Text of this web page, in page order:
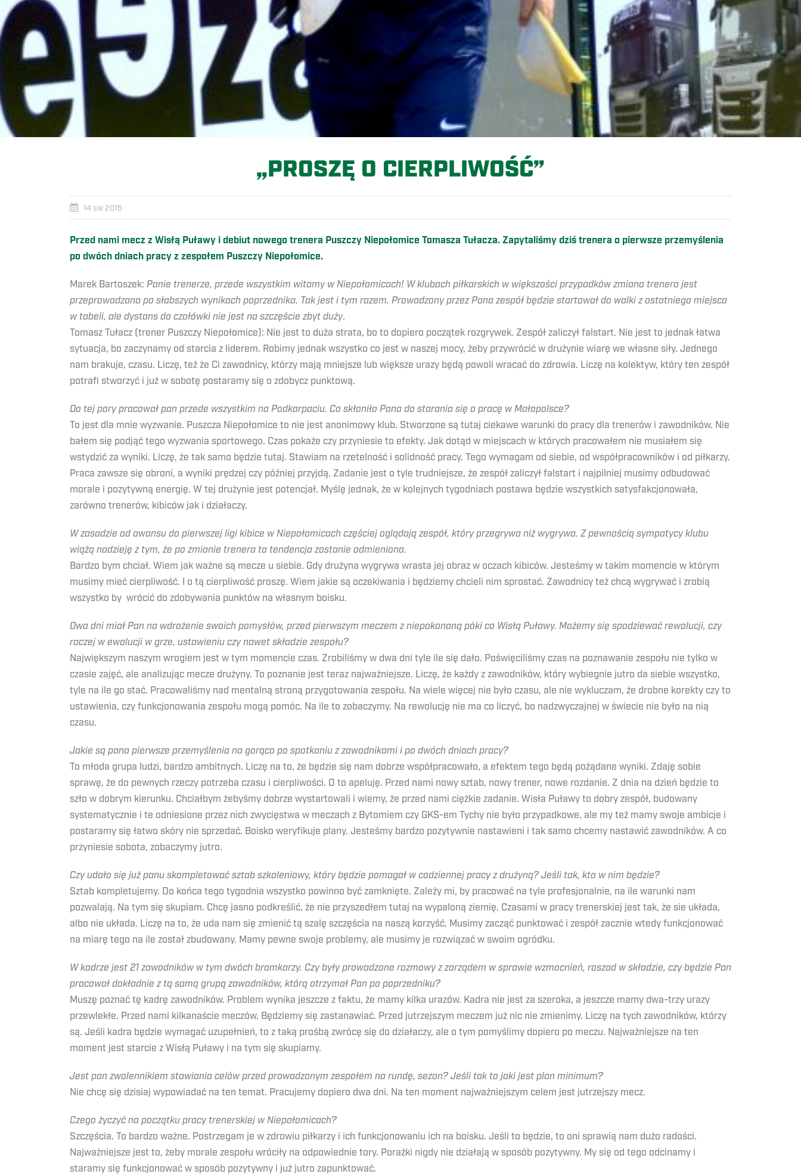
„PROSZĘ O CIERPLIWOŚĆ”
14 sie 2015
Przed nami mecz z Wisłą Puławy i debiut nowego trenera Puszczy Niepołomice Tomasza Tułacza. Zapytaliśmy dziś trenera o pierwsze przemyślenia
po dwóch dniach pracy z zespołem Puszczy Niepołomice.
Marek Bartoszek: Panie trenerze, przede wszystkim witamy w Niepołomicach! W klubach piłkarskich w większości przypadków zmiana trenera jest
przeprowadzana po słabszych wynikach poprzednika. Tak jest i tym razem. Prowadzony przez Pana zespół będzie startował do walki z ostatniego miejsca
w tabeli, ale dystans do czołówki nie jest na szczęście zbyt duży.
Tomasz Tułacz (trener Puszczy Niepołomice): Nie jest to duża strata, bo to dopiero początek rozgrywek. Zespół zaliczył falstart. Nie jest to jednak łatwa
sytuacja, bo zaczynamy od starcia z liderem. Robimy jednak wszystko co jest w naszej mocy, żeby przywrócić w drużynie wiarę we własne siły. Jednego
nam brakuje, czasu. Liczę, też że Ci zawodnicy, którzy mają mniejsze lub większe urazy będą powoli wracać do zdrowia. Liczę na kolektyw, który ten zespół
potrafi stworzyć i już w sobotę postaramy się o zdobycz punktową.
Do tej pory pracował pan przede wszystkim na Podkarpaciu. Co skłoniło Pana do starania się o pracę w Małopolsce?
To jest dla mnie wyzwanie. Puszcza Niepołomice to nie jest anonimowy klub. Stworzone są tutaj ciekawe warunki do pracy dla trenerów i zawodników. Nie
bałem się podjąć tego wyzwania sportowego. Czas pokaże czy przyniesie to efekty. Jak dotąd w miejscach w których pracowałem nie musiałem się
wstydzić za wyniki. Liczę, że tak samo będzie tutaj. Stawiam na rzetelność i solidność pracy. Tego wymagam od siebie, od współpracowników i od piłkarzy.
Praca zawsze się obroni, a wyniki prędzej czy później przyjdą. Zadanie jest o tyle trudniejsze, że zespół zaliczył falstart i najpilniej musimy odbudować
morale i pozytywną energię. W tej drużynie jest potencjał. Myślę jednak, że w kolejnych tygodniach postawa będzie wszystkich satysfakcjonowała,
zarówno trenerów, kibiców jak i działaczy.
W zasadzie od awansu do pierwszej ligi kibice w Niepołomicach częściej oglądają zespół, który przegrywa niż wygrywa. Z pewnością sympatycy klubu
wiążą nadzieję z tym, że po zmianie trenera ta tendencja zostanie odmieniona.
Bardzo bym chciał. Wiem jak ważne są mecze u siebie. Gdy drużyna wygrywa wrasta jej obraz w oczach kibiców. Jesteśmy w takim momencie w którym
musimy mieć cierpliwość. I o tą cierpliwość proszę. Wiem jakie są oczekiwania i będziemy chcieli nim sprostać. Zawodnicy też chcą wygrywać i zrobią
wszystko by wrócić do zdobywania punktów na własnym boisku.
Dwa dni miał Pan na wdrożenie swoich pomysłów, przed pierwszym meczem z niepokonaną póki co Wisłą Puławy. Możemy się spodziewać rewolucji, czy
raczej w ewolucji w grze, ustawieniu czy nawet składzie zespołu?
Największym naszym wrogiem jest w tym momencie czas. Zrobiliśmy w dwa dni tyle ile się dało. Poświęciliśmy czas na poznawanie zespołu nie tylko w
czasie zajęć, ale analizując mecze drużyny. To poznanie jest teraz najważniejsze. Liczę, że każdy z zawodników, który wybiegnie jutro da siebie wszystko,
tyle na ile go stać. Pracowaliśmy nad mentalną stroną przygotowania zespołu. Na wiele więcej nie było czasu, ale nie wykluczam, że drobne korekty czy to
ustawienia, czy funkcjonowania zespołu mogą pomóc. Na ile to zobaczymy. Na rewolucję nie ma co liczyć, bo nadzwyczajnej w świecie nie było na nią
czasu.
Jakie są pana pierwsze przemyślenia na gorąco po spotkaniu z zawodnikami i po dwóch dniach pracy?
To młoda grupa ludzi, bardzo ambitnych. Liczę na to, że będzie się nam dobrze współpracowało, a efektem tego będą pożądane wyniki. Zdaję sobie
sprawę, że do pewnych rzeczy potrzeba czasu i cierpliwości. O to apeluję. Przed nami nowy sztab, nowy trener, nowe rozdanie. Z dnia na dzień będzie to
szło w dobrym kierunku. Chciałbym żebyśmy dobrze wystartowali i wiemy, że przed nami ciężkie zadanie. Wisła Puławy to dobry zespół, budowany
systematycznie i te odniesione przez nich zwycięstwa w meczach z Bytomiem czy GKS-em Tychy nie było przypadkowe, ale my też mamy swoje ambicje i
postaramy się łatwo skóry nie sprzedać. Boisko weryfikuje plany. Jesteśmy bardzo pozytywnie nastawieni i tak samo chcemy nastawić zawodników. A co
przyniesie sobota, zobaczymy jutro.
Czy udało się już panu skompletować sztab szkoleniowy, który będzie pomagał w codziennej pracy z drużyną? Jeśli tak, kto w nim będzie?
Sztab kompletujemy. Do końca tego tygodnia wszystko powinno być zamknięte. Zależy mi, by pracować na tyle profesjonalnie, na ile warunki nam
pozwalają. Na tym się skupiam. Chcę jasno podkreślić, że nie przyszedłem tutaj na wypaloną ziemię. Czasami w pracy trenerskiej jest tak, że sie układa,
albo nie układa. Liczę na to, że uda nam się zmienić tą szalę szczęścia na naszą korzyść. Musimy zacząć punktować i zespół zacznie wtedy funkcjonować
na miarę tego na ile został zbudowany. Mamy pewne swoje problemy, ale musimy je rozwiązać w swoim ogródku.
W kadrze jest 21 zawodników w tym dwóch bramkarzy. Czy były prowadzone rozmowy z zarządem w sprawie wzmocnień, roszad w składzie, czy będzie Pan
pracował dokładnie z tą samą grupą zawodników, którą otrzymał Pan po poprzedniku?
Muszę poznać tę kadrę zawodników. Problem wynika jeszcze z faktu, że mamy kilka urazów. Kadra nie jest za szeroka, a jeszcze mamy dwa-trzy urazy
przewlekłe. Przed nami kilkanaście meczów. Będziemy się zastanawiać. Przed jutrzejszym meczem już nic nie zmienimy. Liczę na tych zawodników, którzy
są. Jeśli kadra będzie wymagać uzupełnień, to z taką prośbą zwrócę się do działaczy, ale o tym pomyślimy dopiero po meczu. Najważniejsze na ten
moment jest starcie z Wisłą Puławy i na tym się skupiamy.
Jest pan zwolennikiem stawiania celów przed prowadzonym zespołem na rundę, sezon? Jeśli tak to jaki jest plan minimum?
Nie chcę się dzisiaj wypowiadać na ten temat. Pracujemy dopiero dwa dni. Na ten moment najważniejszym celem jest jutrzejszy mecz.
Czego życzyć na początku pracy trenerskiej w Niepołomicach?
Szczęścia. To bardzo ważne. Postrzegam je w zdrowiu piłkarzy i ich funkcjonowaniu ich na boisku. Jeśli to będzie, to oni sprawią nam dużo radości.
Najważniejsze jest to, żeby morale zespołu wróciły na odpowiednie tory. Porażki nigdy nie działają w sposób pozytywny. My się od tego odcinamy i
staramy się funkcjonować w sposób pozytywny i już jutro zapunktować.